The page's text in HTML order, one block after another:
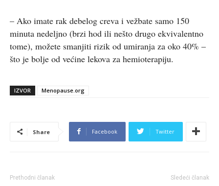
– Ako imate rak debelog creva i vežbate samo 150
minuta nedeljno (brzi hod ili nešto drugo ekvivalentno
tome), možete smanjiti rizik od umiranja za oko 40% –
što je bolje od većine lekova za hemioterapiju.
IZVOR Menopause.org
Share Facebook Twitter
Prethodni članak Sledeći članak